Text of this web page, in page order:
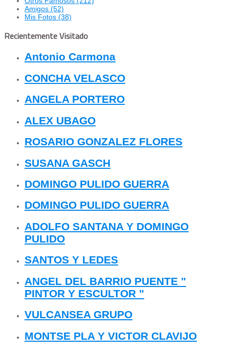
Amigos (52)
Mis Fotos (38)
Recientemente Visitado
Antonio Carmona
CONCHA VELASCO
ANGELA PORTERO
ALEX UBAGO
ROSARIO GONZALEZ FLORES
SUSANA GASCH
DOMINGO PULIDO GUERRA
DOMINGO PULIDO GUERRA
ADOLFO SANTANA Y DOMINGO
PULIDO
SANTOS Y LEDES
ANGEL DEL BARRIO PUENTE "
PINTOR Y ESCULTOR "
VULCANSEA GRUPO
MONTSE PLA Y VICTOR CLAVIJO